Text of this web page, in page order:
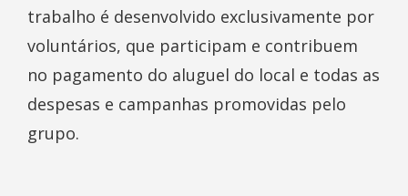
trabalho é desenvolvido exclusivamente por
voluntários, que participam e contribuem
no pagamento do aluguel do local e todas as
despesas e campanhas promovidas pelo
grupo.